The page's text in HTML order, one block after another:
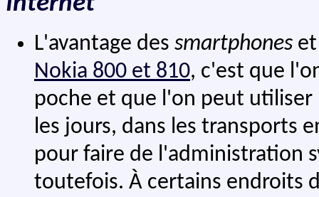
L'avantage des smartphones
Nokia 800 et 810, c'est que
poche et que l'on peut utiliser
les jours, dans les transports
pour faire de l'administration
toutefois. À certains endroits